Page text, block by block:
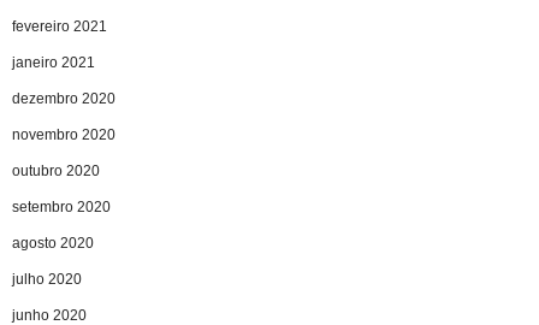
fevereiro 2021
janeiro 2021
dezembro 2020
novembro 2020
outubro 2020
setembro 2020
agosto 2020
julho 2020
junho 2020